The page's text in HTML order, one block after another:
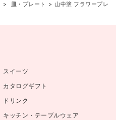
皿・プレート
山中塗 フラワープレ
スイーツ
カタログギフト
ドリンク
キッチン・テーブルウェア